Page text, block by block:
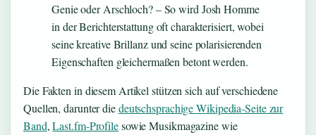
Genie oder Arschloch? – So wird Josh Homme
in der Berichterstattung oft charakterisiert, wobei
seine kreative Brillanz und seine polarisierenden
Eigenschaften gleichermaßen betont werden.
Die Fakten in diesem Artikel stützen sich auf verschiedene
Quellen, darunter diedeutschsprachige Wikipedia-Seite zur
Band,Last.fm-Profilesowie Musikmagazine wie